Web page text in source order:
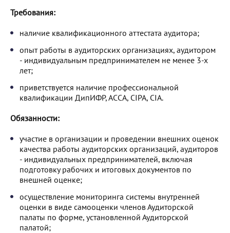
Требования:
наличие квалификационного аттестата аудитора;
опыт работы в аудиторских организациях, аудитором
- индивидуальным предпринимателем не менее 3-х
лет;
приветствуется наличие профессиональной
квалификации ДипИФР, АССА, CIPA, CIA.
Обязанности:
участие в организации и проведении внешних оценок
качества работы аудиторских организаций, аудиторов
- индивидуальных предпринимателей, включая
подготовку рабочих и итоговых документов по
внешней оценке;
осуществление мониторинга системы внутренней
оценки в виде самооценки членов Аудиторской
палаты по форме, установленной Аудиторской
палатой;